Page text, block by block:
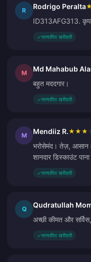
R Rodrigo Peralta★
ID313AFG313.
✓सत्यापित खरीदारी
M Md Mahabub
बहुत मददगार।
✓सत्यापित खरीदारी
M Mendiiz R.★ ★ ★
भरोसेमंद। तेज़, आसान
शानदार डिस्काउंट
✓सत्यापित खरीदारी
Q Qudratullah
अच्छी कीमत और
✓सत्यापित खरीदारी